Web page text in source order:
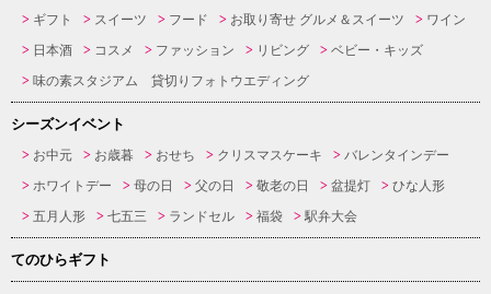
ギフト スイーツ フード お取り寄せ グルメ＆スイーツ
ワイン
日本酒
コスメ ファッション リビング
ベビー・キッズ
味の素スタジアム 貸切りフォトウエディング
シーズンイベント
お中元 お歳暮 おせち クリスマスケーキ
バレンタインデー
ホワイトデー
母の日 父の日 敬老の日 盆提灯
ひな人形
五月人形
七五三 ランドセル 福袋 駅弁大会
てのひらギフト